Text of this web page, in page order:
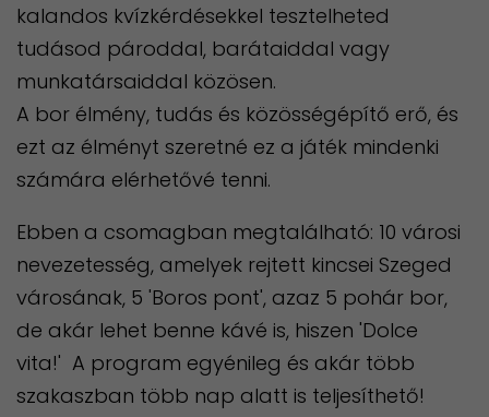
kalandos kvízkérdésekkel tesztelheted
tudásod pároddal, barátaiddal vagy
munkatársaiddal közösen.
A bor élmény, tudás és közösségépítő erő, és
ezt az élményt szeretné ez a játék mindenki
számára elérhetővé tenni.
Ebben a csomagban megtalálható: 10 városi
nevezetesség, amelyek rejtett kincsei Szeged
városának, 5 'Boros pont', azaz 5 pohár bor,
de akár lehet benne kávé is, hiszen 'Dolce
vita!' A program egyénileg és akár több
szakaszban több nap alatt is teljesíthető!